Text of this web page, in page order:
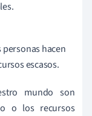
personas hacen
escasos.
mundo son
o los recursos